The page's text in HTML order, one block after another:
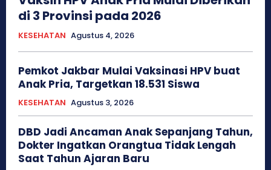
di 3 Provinsi pada 2026
KESEHATAN Agustus 4, 2026
Pemkot Jakbar Mulai Vaksinasi HPV buat
Anak Pria, Targetkan 18.531 Siswa
KESEHATAN Agustus 3, 2026
DBD Jadi Ancaman Anak Sepanjang Tahun,
Dokter Ingatkan Orangtua Tidak Lengah
Saat Tahun Ajaran Baru